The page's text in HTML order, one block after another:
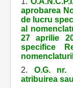
aprobarea
de lucru
al
27 aprilie
specifice
2. O.G. nr.
atribuirea